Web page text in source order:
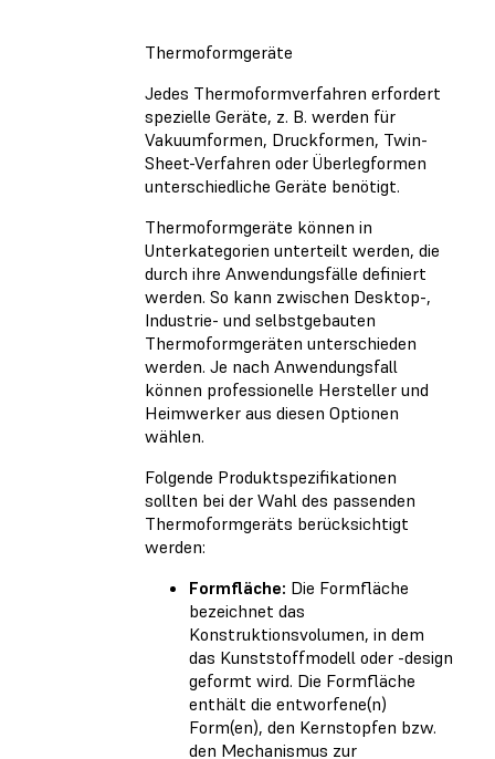
Thermoformgeräte
Jedes Thermoformverfahren erfordert
spezielle Geräte, z. B. werden für
Vakuumformen, Druckformen, Twin-
Sheet-Verfahren oder Überlegformen
unterschiedliche Geräte benötigt.
Thermoformgeräte können in
Unterkategorien unterteilt werden, die
durch ihre Anwendungsfälle definiert
werden. So kann zwischen Desktop-,
Industrie- und selbstgebauten
Thermoformgeräten unterschieden
werden. Je nach Anwendungsfall
können professionelle Hersteller und
Heimwerker aus diesen Optionen
wählen.
Folgende Produktspezifikationen
sollten bei der Wahl des passenden
Thermoformgeräts berücksichtigt
werden:
Formfläche: Die Formfläche
bezeichnet das
Konstruktionsvolumen, in dem
das Kunststoffmodell oder -design
geformt wird. Die Formfläche
enthält die entworfene(n)
Form(en), den Kernstopfen bzw.
den Mechanismus zur